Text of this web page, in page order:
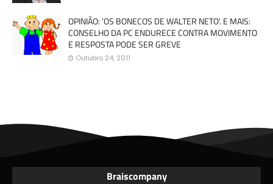
OPINIÃO: 'OS BONECOS DE WALTER NETO'. E MAIS:
CONSELHO DA PC ENDURECE CONTRA MOVIMENTO
E RESPOSTA PODE SER GREVE
Outubro 24, 2011
Braiscompany